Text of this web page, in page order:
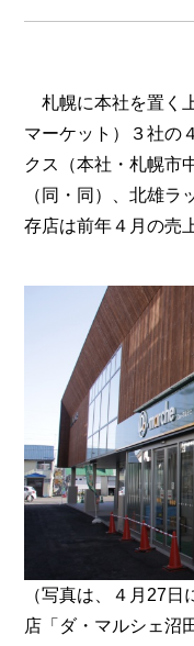
札幌に本社を置く
マーケット）３社の
クス（本社・札幌市
（同・同）、北雄
存店は前年４月の売
（写真は、４月27
店「ダ・マルシェ沼